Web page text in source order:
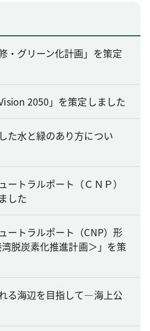
・グリーン化計画」を策定
2050」を策定しました
た水と緑のあり方につい
ートラルポート（ＣＮＰ）
した
ートラルポート（CNP）形
脱炭素化推進計画＞」を策
る海辺を目指して―海上公